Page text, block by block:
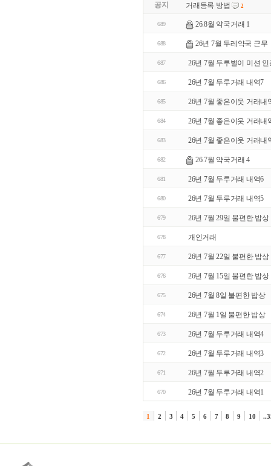
공지 거래등록 방법 2
689 26.8월 약국거래 1
688 26년 7월 두레약국 근무
687 26년 7월 두루벌이 미션 인
686 26년 7월 두루거래 내역7
685 26년 7월 좋은이웃 거래내
684 26년 7월 좋은이웃 거래내
683 26년 7월 좋은이웃 거래내
682 26.7월 약국거래 4
681 26년 7월 두루거래 내역6
680 26년 7월 두루거래 내역5
679 26년 7월 29일 불편한 밥상
678 개인거래
677 26년 7월 22일 불편한 밥상
676 26년 7월 15일 불편한 밥상
675 26년 7월 8일 불편한 밥상
674 26년 7월 1일 불편한 밥상
673 26년 7월 두루거래 내역4
672 26년 7월 두루거래 내역3
671 26년 7월 두루거래 내역2
670 26년 7월 두루거래 내역1
1 2 3 4 5 6 7 8 9 10